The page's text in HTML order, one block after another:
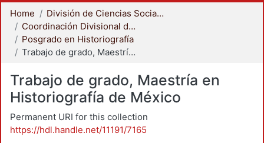
Home
División de Ciencias Sociales y Humanidades
Coordinación Divisional de Posgrado
Posgrado en Historiografía
Trabajo de grado, Maestría en Historiografía de México
Trabajo de grado, Maestría en
Historiografía de México
Permanent URI for this collection
https://hdl.handle.net/11191/7165